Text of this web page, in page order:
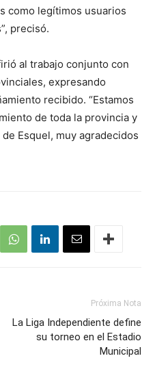
como legítimos usuarios
precisó.
al trabajo conjunto con
expresando
recibido. “Estamos
de toda la provincia y
Esquel, muy agradecidos
Próxima Nota
La Liga Independiente define
su torneo en el Estadio
Municipal